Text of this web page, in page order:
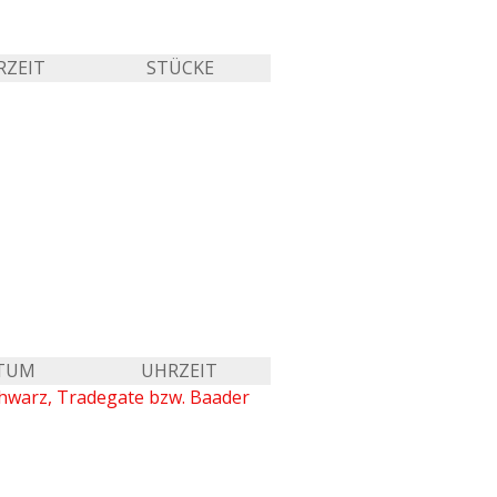
STÜCKE
UHRZEIT
Tradegate bzw. Baader